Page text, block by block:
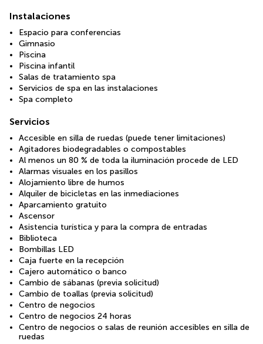
Instalaciones
Espacio para conferencias
Gimnasio
Piscina
Piscina infantil
Salas de tratamiento spa
Servicios de spa en las instalaciones
Spa completo
Servicios
Accesible en silla de ruedas (puede tener limitaciones)
Agitadores biodegradables o compostables
Al menos un 80 % de toda la iluminación procede de LED
Alarmas visuales en los pasillos
Alojamiento libre de humos
Alquiler de bicicletas en las inmediaciones
Aparcamiento gratuito
Ascensor
Asistencia turística y para la compra de entradas
Biblioteca
Bombillas LED
Caja fuerte en la recepción
Cajero automático o banco
Cambio de sábanas (previa solicitud)
Cambio de toallas (previa solicitud)
Centro de negocios
Centro de negocios 24 horas
Centro de negocios o salas de reunión accesibles en silla de
ruedas